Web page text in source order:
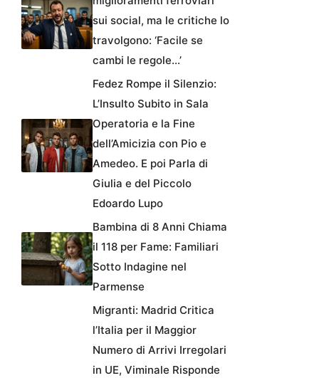
sui social, ma le critiche lo
travolgono: ‘Facile se
cambi le regole…’
Fedez Rompe il Silenzio:
L’Insulto Subito in Sala
Operatoria e la Fine
dell’Amicizia con Pio e
Amedeo. E poi Parla di
Giulia e del Piccolo
Edoardo Lupo
Bambina di 8 Anni Chiama
il 118 per Fame: Familiari
Sotto Indagine nel
Parmense
Migranti: Madrid Critica
l’Italia per il Maggior
Numero di Arrivi Irregolari
in UE, Viminale Risponde